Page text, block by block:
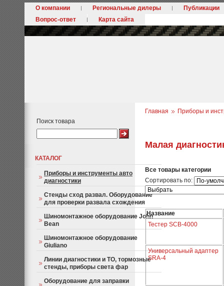
О компании Региональные дилеры
Публикации
Вопрос-ответ
Карта сайта
Поиск товара
КАТАЛОГ
Приборы и инструменты авто
диагностики
Стенды сход развал. Оборудование
для проверки развала схождения
Шиномонтажное оборудование John
Bean
Шиномонтажное оборудование
Giuliano
Линии диагностики и ТО, тормозные
стенды, приборы света фар
Оборудование для заправки
Главная Приборы и
Малая
Все товары категории
Сортировать по:
Название
Тестер SCB-4000
Универсальный адаптер
SRA-4